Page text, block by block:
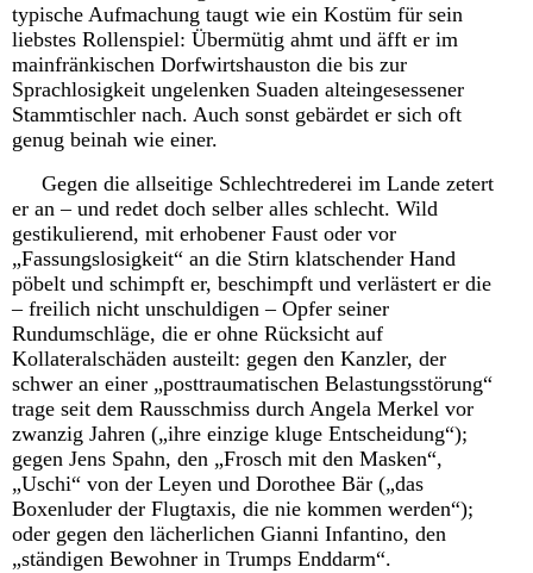
typische Aufmachung taugt wie ein Kostüm für sein
liebstes Rollenspiel: Übermütig ahmt und äfft er im
mainfränkischen Dorfwirtshauston die bis zur
Sprachlosigkeit ungelenken Suaden alteingesessener
Stammtischler nach. Auch sonst gebärdet er sich oft
genug beinah wie einer.
Gegen die allseitige Schlechtrederei im Lande zetert
er an – und redet doch selber alles schlecht. Wild
gestikulierend, mit erhobener Faust oder vor
„Fassungslosigkeit“ an die Stirn klatschender Hand
pöbelt und schimpft er, beschimpft und verlästert er die
– freilich nicht unschuldigen – Opfer seiner
Rundumschläge, die er ohne Rücksicht auf
Kollateralschäden austeilt: gegen den Kanzler, der
schwer an einer „posttraumatischen Belastungsstörung“
trage seit dem Rausschmiss durch Angela Merkel vor
zwanzig Jahren („ihre einzige kluge Entscheidung“);
gegen Jens Spahn, den „Frosch mit den Masken“,
„Uschi“ von der Leyen und Dorothee Bär („das
Boxenluder der Flugtaxis, die nie kommen werden“);
oder gegen den lächerlichen Gianni Infantino, den
„ständigen Bewohner in Trumps Enddarm“.